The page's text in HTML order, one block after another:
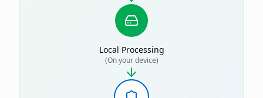
Local Processing
(On your device)